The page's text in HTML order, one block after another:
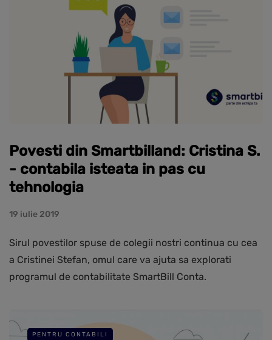
Povesti din Smartbilland: Cristina S.
- contabila isteata in pas cu
tehnologia
19 iulie 2019
Sirul povestilor spuse de colegii nostri continua cu cea
a Cristinei Stefan, omul care va ajuta sa explorati
programul de contabilitate SmartBill Conta.
PENTRU CONTABILI